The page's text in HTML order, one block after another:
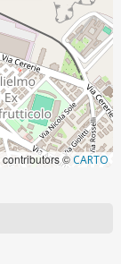
contributors ©CARTO